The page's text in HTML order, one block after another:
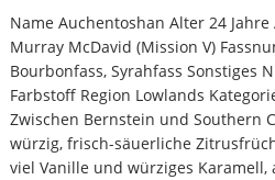
Name Auchentoshan Alter 24
Murray McDavid (Mission V)
Bourbonfass, Syrahfass Sonstiges
Farbstoff Region Lowlands
Zwischen Bernstein und Southern
würzig, frisch-säuerliche
viel Vanille und würziges Karamell,